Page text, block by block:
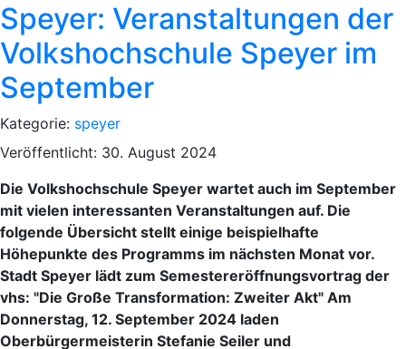
Speyer: Veranstaltungen der
Volkshochschule Speyer im
September
Kategorie: speyer
Veröffentlicht: 30. August 2024
Die Volkshochschule Speyer wartet auch im September
mit vielen interessanten Veranstaltungen auf. Die
folgende Übersicht stellt einige beispielhafte
Höhepunkte des Programms im nächsten Monat vor.
Stadt Speyer lädt zum Semestereröffnungsvortrag der
vhs: "Die Große Transformation: Zweiter Akt" Am
Donnerstag, 12. September 2024 laden
Oberbürgermeisterin Stefanie Seiler und